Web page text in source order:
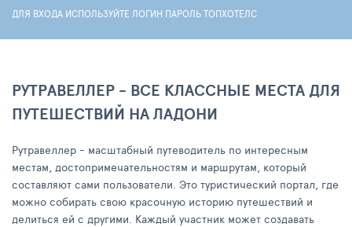
ДЛЯ ВХОДА ИСПОЛЬЗУЙТЕ ЛОГИН ПАРОЛЬ ТОПХОТЕЛС
РУТРАВЕЛЛЕР - ВСЕ КЛАССНЫЕ МЕСТА ДЛЯ
ПУТЕШЕСТВИЙ НА ЛАДОНИ
Рутравеллер - масштабный путеводитель по интересным
местам, достопримечательностям и маршрутам, который
составляют сами пользователи. Это туристический портал, где
можно собирать свою красочную историю путешествий и
делиться ей с другими. Каждый участник может создавать